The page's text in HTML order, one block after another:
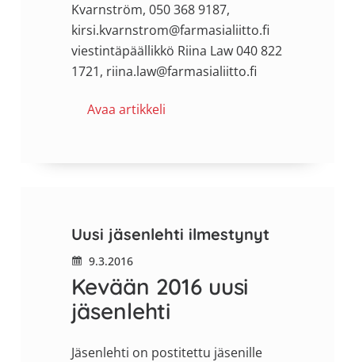
Kvarnström, 050 368 9187,
kirsi.kvarnstrom@farmasialiitto.fi
viestintäpäällikkö Riina Law 040 822
1721, riina.law@farmasialiitto.fi
Avaa artikkeli
Uusi jäsenlehti ilmestynyt
9.3.2016
Kevään 2016 uusi
jäsenlehti
Jäsenlehti on postitettu jäsenille